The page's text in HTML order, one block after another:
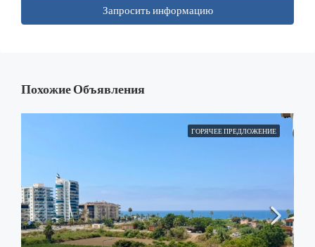
Запросить информацию
Похожие Объявления
ГОРЯЧЕЕ ПРЕДЛОЖЕНИЕ